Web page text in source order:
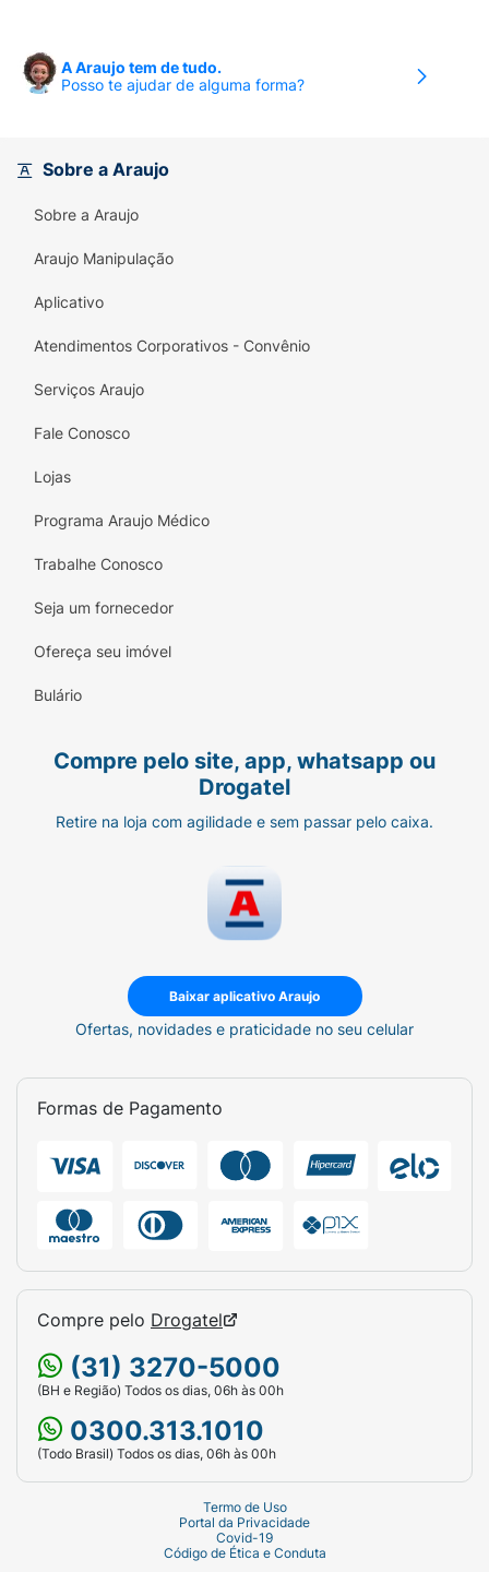
combinação nutritiva de carne de verdade,
macarrão e legumes selecionados,
quantidade mínima e segura de sal (feita
com sal marinho) para realçar o sabor,
paladar que está se desenvolvendo.
🥣Textura Apropriada (+12M):
pedacinhos macios
, pensada para a fase de
toddlersque já dominam a mastigação
Aqueça rapidamente e sirva. Perfeita para
cada, totalizando 240g. A porção ideal para
uma criança acima de 1 ano.
Modo de Preparo:
A Araujo tem de tudo.
Posso te ajudar de alguma forma?
Sobre a Araujo
Sobre a Araujo
Araujo Manipulação
Aplicativo
Atendimentos Corporativos - Convênio
Serviços Araujo
Fale Conosco
Lojas
Programa Araujo Médico
Trabalhe Conosco
Seja um fornecedor
Ofereça seu imóvel
Bulário
Compre pelo site, app, whatsapp ou
Drogatel
Retire na loja com agilidade e sem passar pelo caixa.
Baixar aplicativo Araujo
Ofertas, novidades e praticidade no seu celular
Formas de Pagamento
Compre pelo Drogatel
(31) 3270-5000
(BH e Região) Todos os dias, 06h às 00h
0300.313.1010
(Todo Brasil) Todos os dias, 06h às 00h
Termo de Uso
Portal da Privacidade
Covid-19
Código de Ética e Conduta